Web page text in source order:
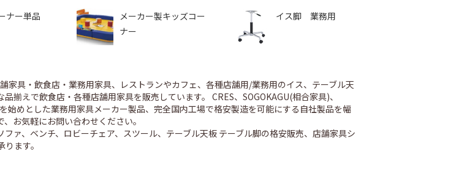
ナー単品
メーカー製キッズコー
ナー
イス脚 業務用
家具・飲食店・業務用家具、レストランやカフェ、各種店舗用/業務用のイス、テーブル天
揃えで飲食店・各種店舗用家具を販売しています。 CRES、SOGOKAGU(相合家具)、
始めとした業務用家具メーカー製品、完全国内工場で格安製造を可能にする自社製品を幅
お気軽にお問い合わせください。
ァ、ベンチ、ロビーチェア、スツール、テーブル天板 テーブル脚の格安販売、店舗家具シ
ます。